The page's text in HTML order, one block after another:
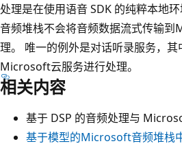
处理是在使用语音 SDK 的纯粹本地
音频堆栈不会将音频数据流式传输
理。 唯一的例外是对话听录服务，
Microsoft云服务进行处理。
相关内容
基于 DSP 的音频处理与
基于模型的Microsoft音频堆栈